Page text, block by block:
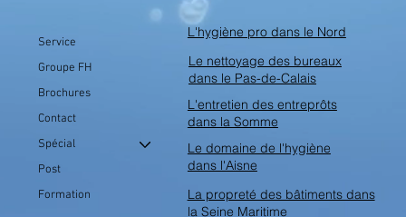
Service
Groupe FH
Brochures
Contact
Spécial
Post
Formation
L'hygiène pro dans le Nord
Le nettoyage des bureaux
dans le Pas-de-Calais
L'entretien des entreprôts
dans la Somme
Le domaine de l'hygiène
dans l'Aisne
La propreté des bâtiments dans
la Seine Maritime